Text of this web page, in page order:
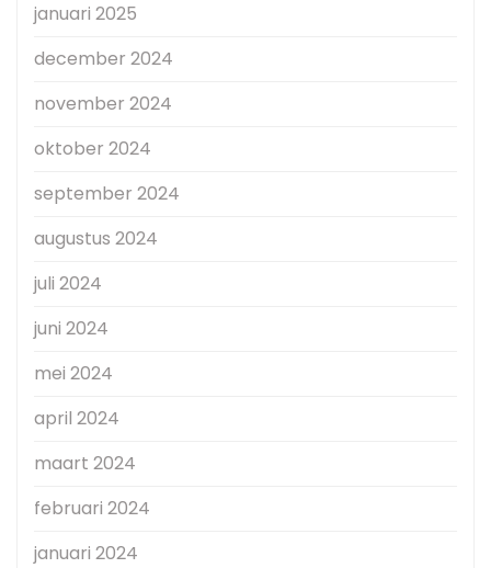
januari 2025
december 2024
november 2024
oktober 2024
september 2024
augustus 2024
juli 2024
juni 2024
mei 2024
april 2024
maart 2024
februari 2024
januari 2024